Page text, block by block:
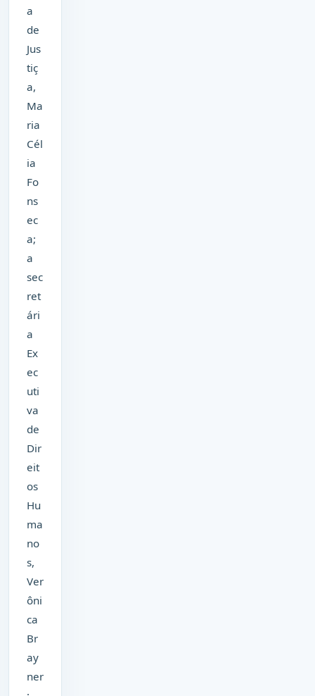
a
de
Jus
tiç
a,
Ma
ria
Cél
ia
Fo
ns
ec
a;
a
sec
ret
ári
a
Ex
ec
uti
va
de
Dir
eit
os
Hu
ma
no
s,
Ver
ôni
ca
Br
ay
ner